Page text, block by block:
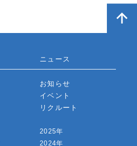
ニュース
お知らせ
イベント
リクルート
2025年
2024年